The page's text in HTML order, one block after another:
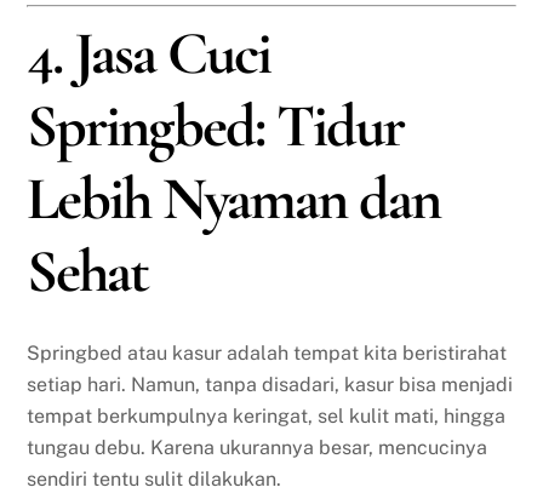
4. Jasa Cuci
Springbed: Tidur
Lebih Nyaman dan
Sehat
Springbed atau kasur adalah tempat kita beristirahat
setiap hari. Namun, tanpa disadari, kasur bisa menjadi
tempat berkumpulnya keringat, sel kulit mati, hingga
tungau debu. Karena ukurannya besar, mencucinya
sendiri tentu sulit dilakukan.